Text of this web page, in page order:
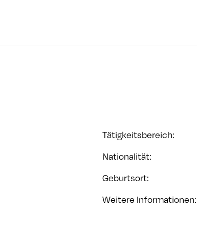
Tätigkeitsbereich:
Nationalität:
Geburtsort:
Weitere Informationen: